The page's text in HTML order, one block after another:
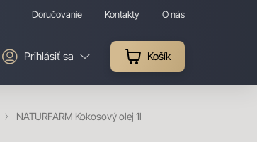
Doručovanie Kontakty O nás
Prihlásiť sa Košík
NATURFARM Kokosový olej 1l